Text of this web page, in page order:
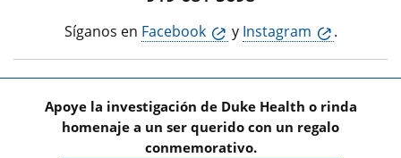
Síganos en Facebook y Instagram .
Apoye la investigación de Duke Health o rinda
homenaje a un ser querido con un regalo
conmemorativo.